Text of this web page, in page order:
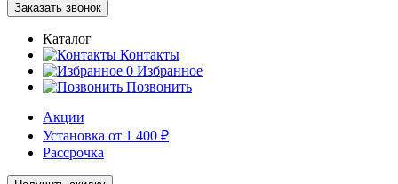
Заказать звонок
Каталог
Контакты
0 Избранное
Позвонить
Акции
Установка от 1 400 ₽
Рассрочка